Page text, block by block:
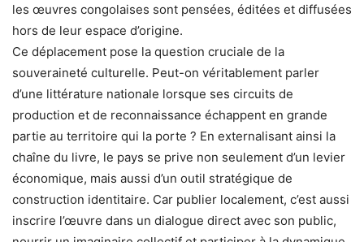
les œuvres congolaises sont pensées, éditées et diffusées
hors de leur espace d’origine.
Ce déplacement pose la question cruciale de la
souveraineté culturelle. Peut-on véritablement parler
d’une littérature nationale lorsque ses circuits de
production et de reconnaissance échappent en grande
partie au territoire qui la porte ? En externalisant ainsi la
chaîne du livre, le pays se prive non seulement d’un levier
économique, mais aussi d’un outil stratégique de
construction identitaire. Car publier localement, c’est aussi
inscrire l’œuvre dans un dialogue direct avec son public,